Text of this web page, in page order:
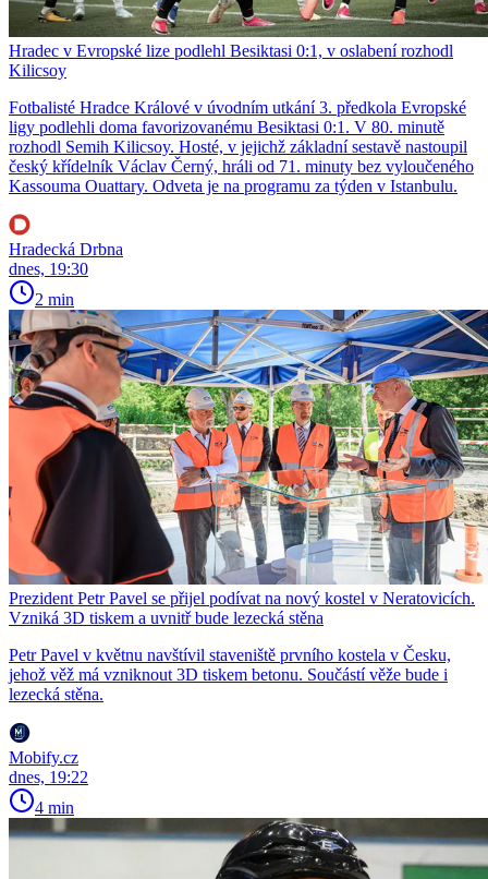
Hradec v Evropské lize podlehl Besiktasi 0:1, v oslabení rozhodl
Kilicsoy
Fotbalisté Hradce Králové v úvodním utkání 3. předkola Evropské
ligy podlehli doma favorizovanému Besiktasi 0:1. V 80. minutě
rozhodl Semih Kilicsoy. Hosté, v jejichž základní sestavě nastoupil
český křídelník Václav Černý, hráli od 71. minuty bez vyloučeného
Kassouma Ouattary. Odveta je na programu za týden v Istanbulu.
Hradecká Drbna
dnes, 19:30
2 min
Prezident Petr Pavel se přijel podívat na nový kostel v Neratovicích.
Vzniká 3D tiskem a uvnitř bude lezecká stěna
Petr Pavel v květnu navštívil staveniště prvního kostela v Česku,
jehož věž má vzniknout 3D tiskem betonu. Součástí věže bude i
lezecká stěna.
Mobify.cz
dnes, 19:22
4 min